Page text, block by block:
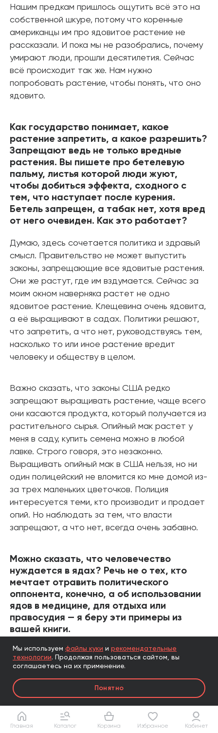
Нашим предкам пришлось ощутить всё это на
собственной шкуре, потому что коренные
американцы им про ядовитое растение не
рассказали. И пока мы не разобрались, почему
умирают люди, прошли десятилетия. Сейчас
всё происходит так же. Нам нужно
попробовать растение, чтобы понять, что оно
ядовито.
Как государство понимает, какое
растение запретить, а какое разрешить?
Запрещают ведь не только вредные
растения. Вы пишете про бетелевую
пальму, листья которой люди жуют,
чтобы добиться эффекта, сходного с
тем, что наступает после курения.
Бетель запрещен, а табак нет, хотя вред
от него очевиден. Как это работает?
Думаю, здесь сочетается политика и здравый
смысл. Правительство не может выпустить
законы, запрещающие все ядовитые растения.
Они же растут, где им вздумается. Сейчас за
моим окном наверняка растет не одно
ядовитое растение. Клещевина очень ядовита,
а её выращивают в садах. Политики решают,
что запретить, а что нет, руководствуясь тем,
насколько то или иное растение вредит
человеку и обществу в целом.
Важно сказать, что законы США редко
запрещают выращивать растение, чаще всего
они касаются продукта, который получается из
растительного сырья. Опийный мак растет у
меня в саду, купить семена можно в любой
лавке. Строго говоря, это незаконно.
Выращивать опийный мак в США нельзя, но ни
один полицейский не вломится ко мне домой из-
за трех маленьких цветочков. Полиция
интересуется теми, кто производит и продает
опий. Но наблюдать за тем, что власти
запрещают, а что нет, всегда очень забавно.
Можно сказать, что человечество
нуждается в ядах? Речь не о тех, кто
мечтает отравить политического
оппонента, конечно, а об использовании
ядов в медицине, для отдыха или
правосудия — я беру эти примеры из
вашей книги.
Вы правы, многие ядовитые растения
используются в медицинских целях. Например,
вы знаете, что растение вызывает тахикардию
или, наоборот, замедляет сердцебиение. Если
вылечить пациента, вы воспользуетесь им.
Самый характерный пример яда, который мы
Мы используем файлы куки и рекомендательные
технологии. Продолжая пользоваться сайтом, вы
соглашаетесь на их применение.
Понятно
Главная Каталог Корзина Избранное Кабинет